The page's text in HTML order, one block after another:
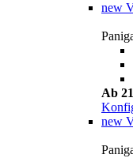
new
Ab
new